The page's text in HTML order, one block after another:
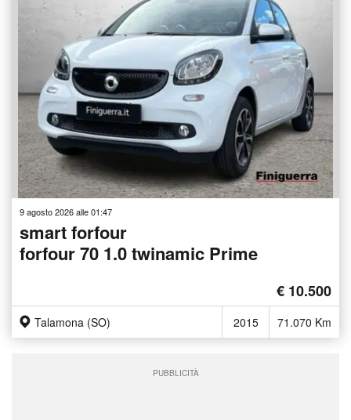
9 agosto 2026 alle 01:47
smart forfour
forfour 70 1.0 twinamic Prime
€ 10.500
Talamona (SO) 2015 71.070 Km
PUBBLICITÀ